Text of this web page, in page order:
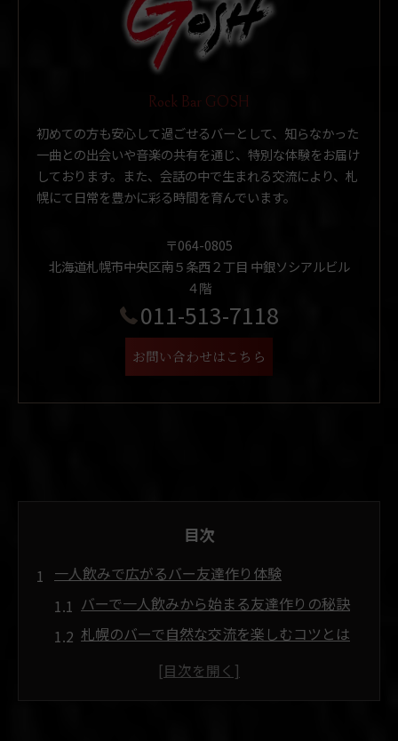
Rock Bar GOSH
初めての方も安心して過ごせるバーとして、知らなかった
一曲との出会いや音楽の共有を通じ、特別な体験をお届け
しております。また、会話の中で生まれる交流により、札
幌にて日常を豊かに彩る時間を育んでいます。
〒064-0805
北海道札幌市中央区南５条西２丁目 中銀ソシアルビル
４階
011-513-7118
お問い合わせはこちら
目次
一人飲みで広がるバー友達作り体験
バーで一人飲みから始まる友達作りの秘訣
札幌のバーで自然な交流を楽しむコツとは
一人飲み初心者がバーで友達を増やす方法